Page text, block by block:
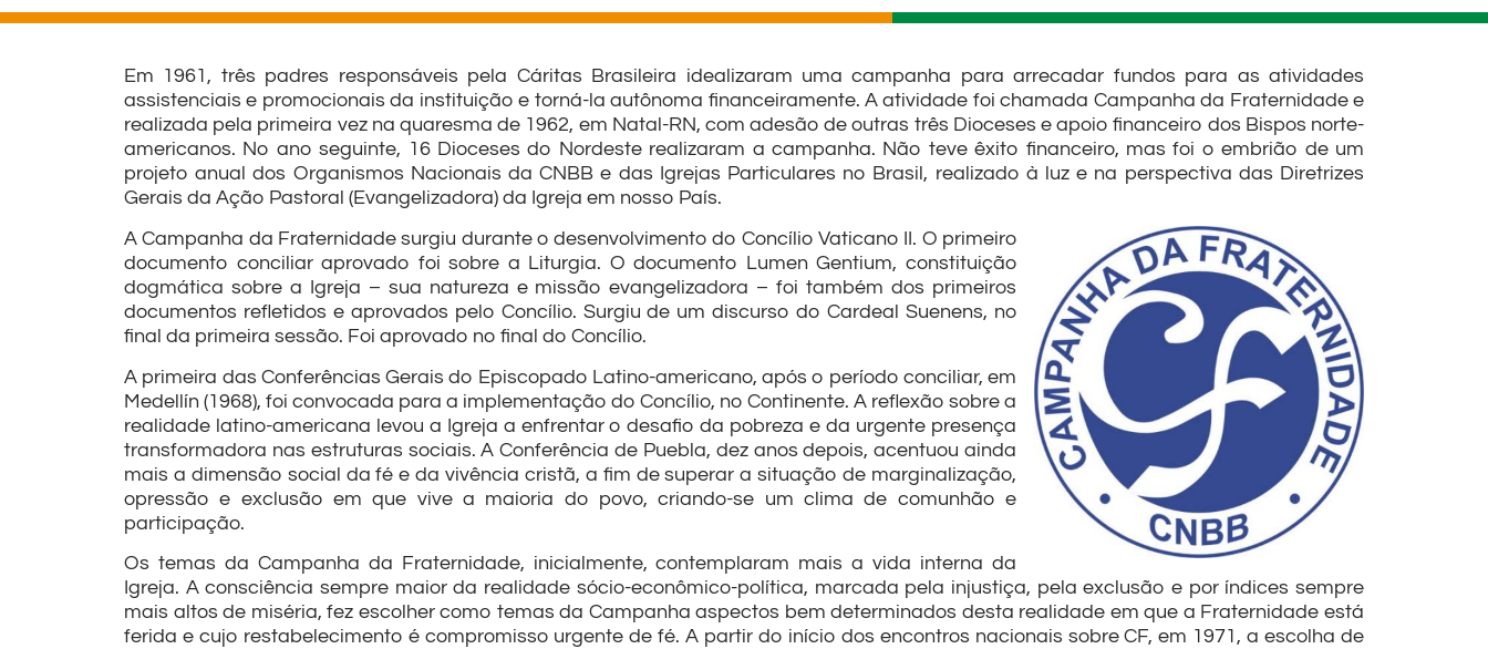
Em 1961, três padres responsáveis pela Cáritas Brasileira idealizaram uma campanha para arrecadar fundos para as atividades
assistenciais e promocionais da instituição e torná-la autônoma financeiramente. A atividade foi chamada Campanha da Fraternidade e
realizada pela primeira vez na quaresma de 1962, em Natal-RN, com adesão de outras três Dioceses e apoio financeiro dos Bispos norte-
americanos. No ano seguinte, 16 Dioceses do Nordeste realizaram a campanha. Não teve êxito financeiro, mas foi o embrião de um
projeto anual dos Organismos Nacionais da CNBB e das Igrejas Particulares no Brasil, realizado à luz e na perspectiva das Diretrizes
Gerais da Ação Pastoral (Evangelizadora) da Igreja em nosso País.
A Campanha da Fraternidade surgiu durante o desenvolvimento do Concílio Vaticano II. O primeiro
documento conciliar aprovado foi sobre a Liturgia. O documento Lumen Gentium, constituição
dogmática sobre a Igreja – sua natureza e missão evangelizadora – foi também dos primeiros
documentos refletidos e aprovados pelo Concílio. Surgiu de um discurso do Cardeal Suenens, no
final da primeira sessão. Foi aprovado no final do Concílio.
A primeira das Conferências Gerais do Episcopado Latino-americano, após o período conciliar, em
Medellín (1968), foi convocada para a implementação do Concílio, no Continente. A reflexão sobre a
realidade latino-americana levou a Igreja a enfrentar o desafio da pobreza e da urgente presença
transformadora nas estruturas sociais. A Conferência de Puebla, dez anos depois, acentuou ainda
mais a dimensão social da fé e da vivência cristã, a fim de superar a situação de marginalização,
opressão e exclusão em que vive a maioria do povo, criando-se um clima de comunhão e
participação.
Os temas da Campanha da Fraternidade, inicialmente, contemplaram mais a vida interna da
Igreja. A consciência sempre maior da realidade sócio-econômico-política, marcada pela injustiça, pela exclusão e por índices sempre
mais altos de miséria, fez escolher como temas da Campanha aspectos bem determinados desta realidade em que a Fraternidade está
ferida e cujo restabelecimento é compromisso urgente de fé. A partir do início dos encontros nacionais sobre CF, em 1971, a escolha de